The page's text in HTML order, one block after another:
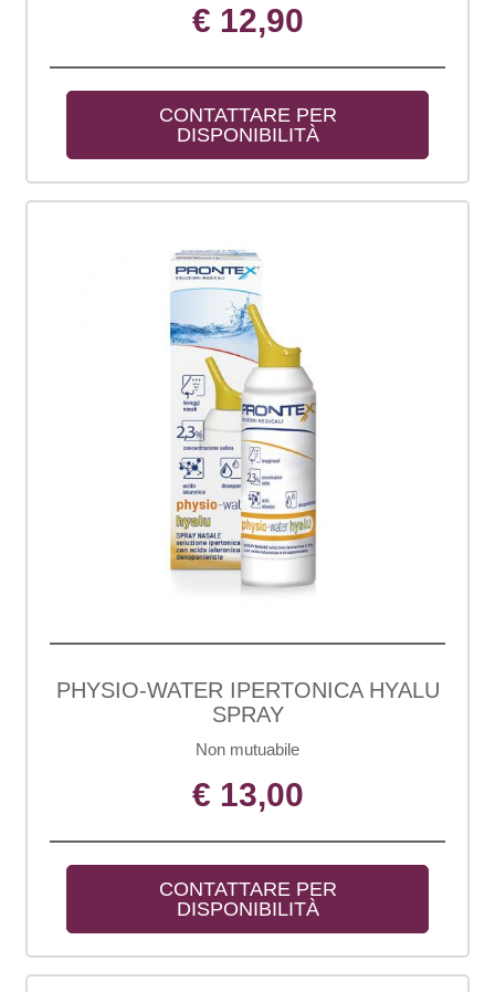
€ 12,90
CONTATTARE PER
DISPONIBILITÀ
PHYSIO-WATER IPERTONICA HYALU
SPRAY
Non mutuabile
€ 13,00
CONTATTARE PER
DISPONIBILITÀ